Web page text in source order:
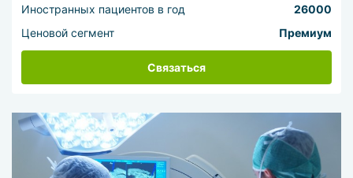
Иностранных пациентов в год
26000
Ценовой сегмент
Премиум
Связаться